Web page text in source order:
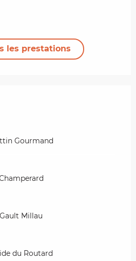
les prestations
Gourmand
Gault Millau
du Routard